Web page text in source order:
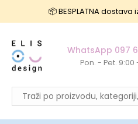
📦 BESPLATNA
WhatsApp 097
Pon. - Pet. 9:00